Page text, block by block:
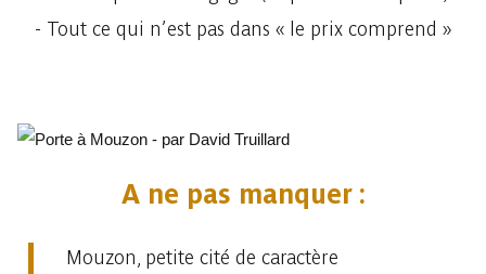
- Tout ce qui n’est pas dans « le prix comprend »
A ne pas manquer :
Mouzon, petite cité de caractère